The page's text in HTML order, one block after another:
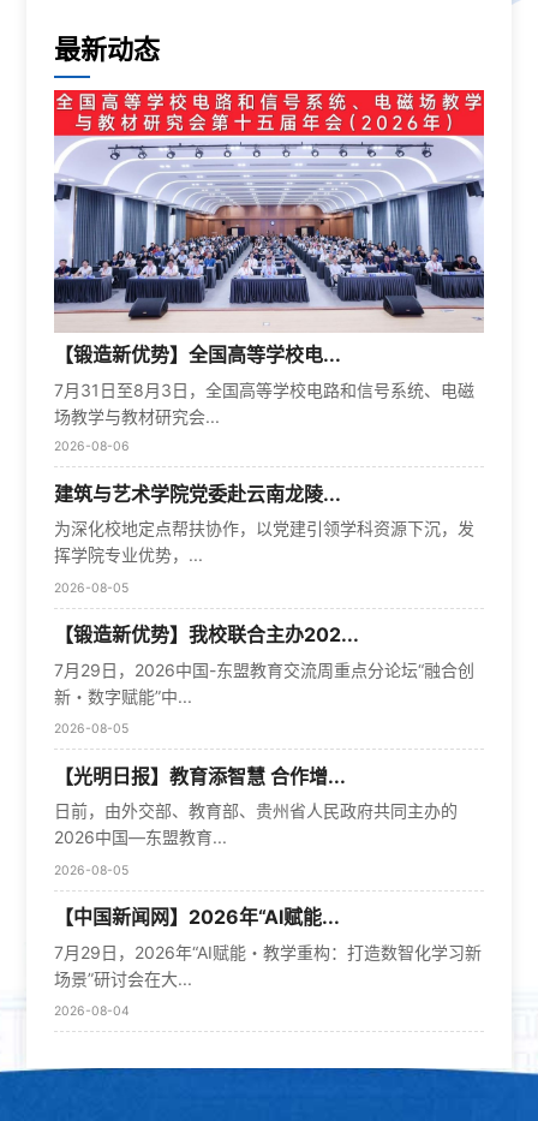
最新动态
【锻造新优势】全国高等学校电...
7月31日至8月3日，全国高等学校电路和信号系统、电磁
场教学与教材研究会...
2026-08-06
建筑与艺术学院党委赴云南龙陵...
为深化校地定点帮扶协作，以党建引领学科资源下沉，发
挥学院专业优势，...
2026-08-05
【锻造新优势】我校联合主办202...
7月29日，2026中国-东盟教育交流周重点分论坛“融合创
新・数字赋能”中...
2026-08-05
【光明日报】教育添智慧 合作增...
日前，由外交部、教育部、贵州省人民政府共同主办的
2026中国—东盟教育...
2026-08-05
【中国新闻网】2026年“AI赋能...
7月29日，2026年“AI赋能・教学重构：打造数智化学习新
场景”研讨会在大...
2026-08-04